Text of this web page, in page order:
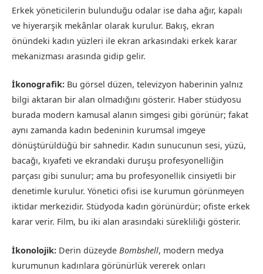
Erkek yöneticilerin bulunduğu odalar ise daha ağır, kapalı
ve hiyerarşik mekânlar olarak kurulur. Bakış, ekran
önündeki kadın yüzleri ile ekran arkasındaki erkek karar
mekanizması arasında gidip gelir.
İkonografik: Bu görsel düzen, televizyon haberinin yalnız
bilgi aktaran bir alan olmadığını gösterir. Haber stüdyosu
burada modern kamusal alanın simgesi gibi görünür; fakat
aynı zamanda kadın bedeninin kurumsal imgeye
dönüştürüldüğü bir sahnedir. Kadın sunucunun sesi, yüzü,
bacağı, kıyafeti ve ekrandaki duruşu profesyonelliğin
parçası gibi sunulur; ama bu profesyonellik cinsiyetli bir
denetimle kurulur. Yönetici ofisi ise kurumun görünmeyen
iktidar merkezidir. Stüdyoda kadın görünürdür; ofiste erkek
karar verir. Film, bu iki alan arasındaki sürekliliği gösterir.
İkonolojik: Derin düzeyde Bombshell, modern medya
kurumunun kadınlara görünürlük vererek onları